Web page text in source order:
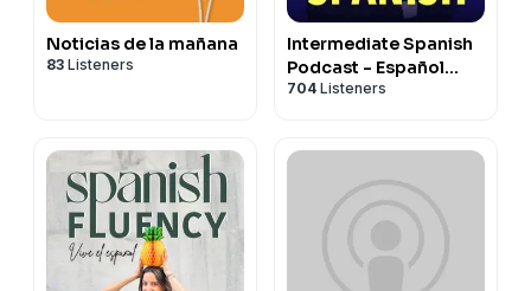
Noticias de la mañana
83 Listeners
Intermediate Spanish
Podcast - Español
Intermedio
704 Listeners